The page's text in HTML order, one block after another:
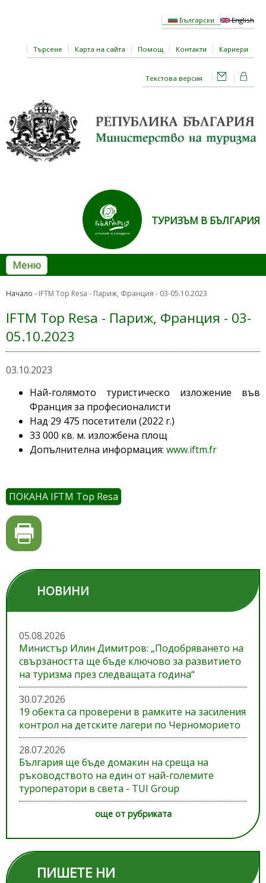
Български English
Търсене Карта на сайта Помощ Контакти Кариери
Текстова версия
ТУРИЗЪМ В БЪЛГАРИЯ
Меню
Начало IFTM Top Resa - Париж, Франция - 03-05.10.2023
IFTM Top Resa - Париж, Франция - 03-
05.10.2023
03.10.2023
Най-голямото туристическо изложение във
Франция за професионалисти
Над 29 475 посетители (2022 г.)
33 000 кв. м. изложбена площ
Допълнителна информация: www.iftm.fr
ПОКАНА IFTM Top Resa
НОВИНИ
05.08.2026
Министър Илин Димитров: „Подобряването на
свързаността ще бъде ключово за развитието
на туризма през следващата година“
30.07.2026
19 обекта са проверени в рамките на засиления
контрол на детските лагери по Черноморието
28.07.2026
България ще бъде домакин на среща на
ръководството на един от най-големите
туроператори в света - TUI Group
още от рубриката
ПИШЕТЕ НИ